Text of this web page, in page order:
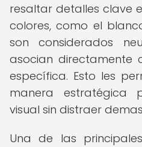
resaltar detalles clave
colores, como el
son considerados
asocian directamente
específica. Esto les
manera estratégica
visual sin distraer
Una de las